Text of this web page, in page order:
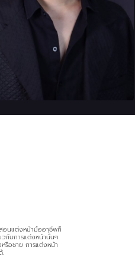
อนแต่งหน้ามืออาชีพก็
วกับการแต่งหน้านั้นๆ
หรือชาย การแต่งหน้า
.